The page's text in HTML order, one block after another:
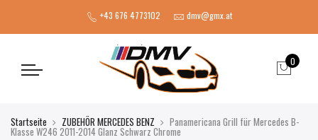
+43 676 4773102 dmv@gmx.at
0
Startseite ZUBEHÖR MERCEDES BENZ Panamericana Grill für Mercedes B-
Klasse W246 2011-2014 Glanz Schwarz Chrome